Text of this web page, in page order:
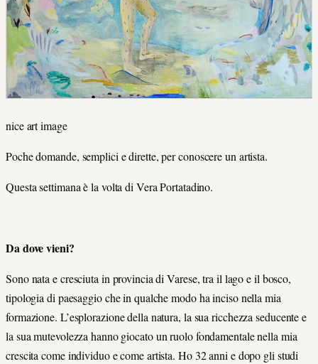
nice art image
Poche domande, semplici e dirette, per conoscere un artista.
Questa settimana è la volta di Vera Portatadino.
Da dove vieni?
Sono nata e cresciuta in provincia di Varese, tra il lago e il bosco,
tipologia di paesaggio che in qualche modo ha inciso nella mia
formazione. L’esplorazione della natura, la sua ricchezza seducente e
la sua mutevolezza hanno giocato un ruolo fondamentale nella mia
crescita come individuo e come artista. Ho 32 anni e dopo gli studi